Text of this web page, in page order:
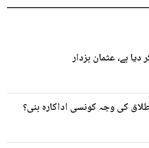
ہے، عثمان بزدار
کی وجہ کونسی اداکارہ بنی؟